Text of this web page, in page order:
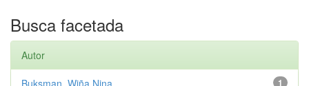
Busca facetada
Autor
1
Buksman, Wiña Nina